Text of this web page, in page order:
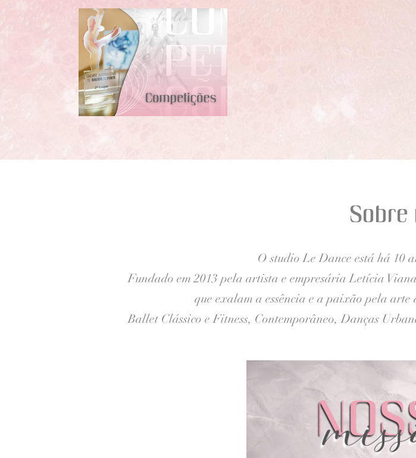
Sobre
O studio Le Dance está há 10
Fundado em 2013 pela artista e empresária Letícia
que exalam a essência e a paixão pela
Ballet Clássico e Fitness, Contemporâneo, Danças